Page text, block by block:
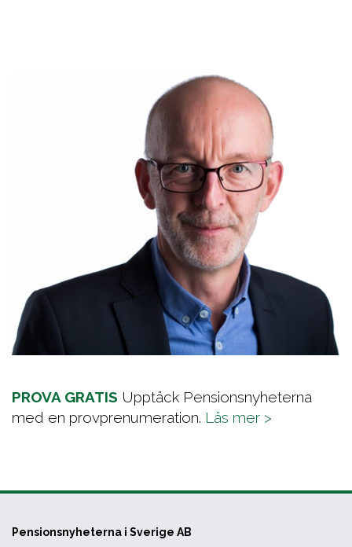
PROVA GRATIS Upptäck Pensionsnyheterna
med en provprenumeration. Läs mer >
Pensionsnyheterna i Sverige AB